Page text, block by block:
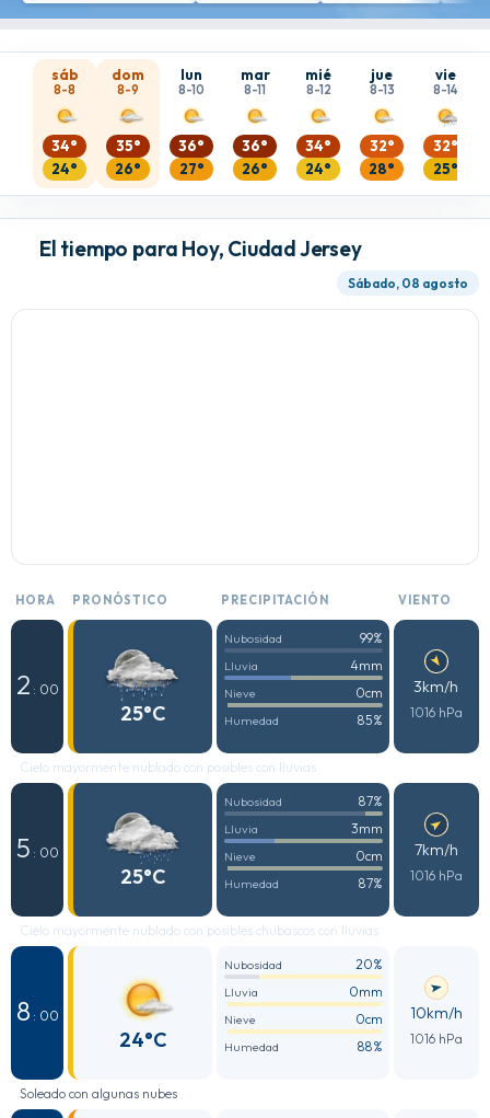
sáb
8-8
34°
24°
dom
8-9
35°
26°
lun
8-10
36°
27°
mar
8-11
36°
26°
mié
8-12
34°
24°
jue
8-13
32°
28°
vie
8-14
32°
25°
El tiempo para Hoy, Ciudad Jersey
Sábado, 08 agosto
HORA PRONÓSTICO PRECIPITACIÓN VIENTO
2 : 00
25°C
Nubosidad 99%
Lluvia 4mm
Nieve 0cm
Humedad 85%
3km/h
1016 hPa
Cielo mayormente nublado con posibles con lluvias
5 : 00
25°C
Nubosidad 87%
Lluvia 3mm
Nieve 0cm
Humedad 87%
7km/h
1016 hPa
Cielo mayormente nublado con posibles chubascos con lluvias
8 : 00
24°C
Nubosidad 20%
Lluvia 0mm
Nieve 0cm
Humedad 88%
10km/h
1016 hPa
Soleado con algunas nubes